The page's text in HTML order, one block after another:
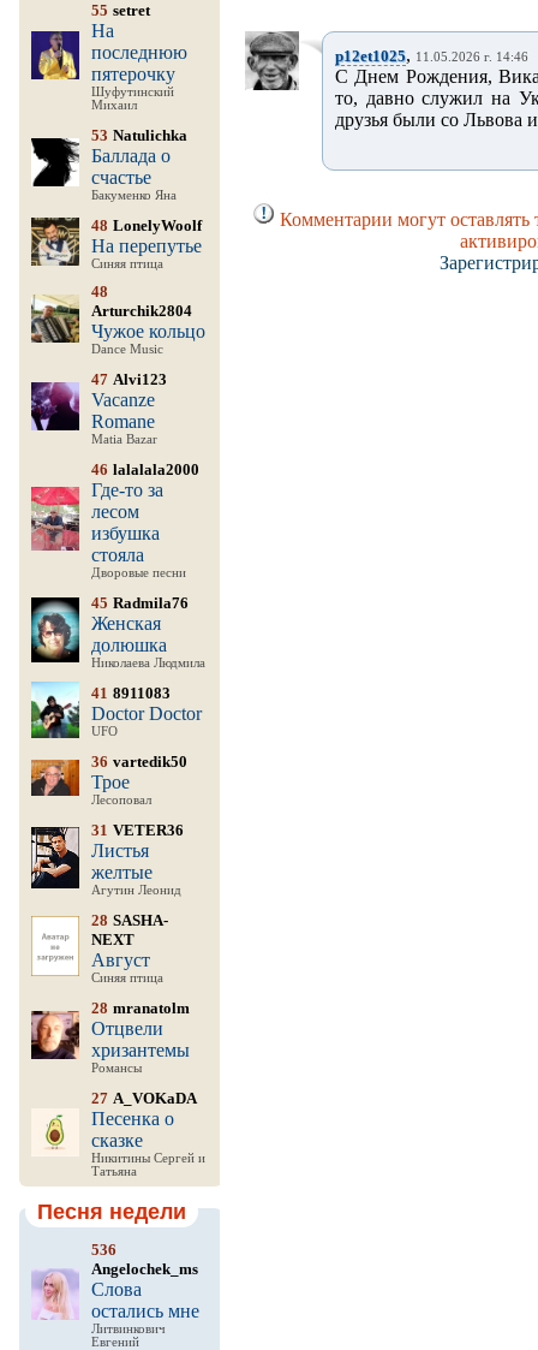
55 setret
На
последнюю
пятерочку
Шуфутинский
Михаил
53 Natulichka
Баллада о
счастье
Бакуменко Яна
48 LonelyWoolf
На перепутье
Синяя птица
48
Arturchik2804
Чужое кольцо
Dance Music
47 Alvi123
Vacanze
Romane
Matia Bazar
46 lalalala2000
Где-то за
лесом
избушка
стояла
Дворовые песни
45 Radmila76
Женская
долюшка
Николаева Людмила
41 8911083
Doctor Doctor
UFO
36 vartedik50
Трое
Лесоповал
31 VETER36
Листья
желтые
Агутин Леонид
28 SASHA-
NEXT
Август
Синяя птица
28 mranatolm
Отцвели
хризантемы
Романсы
27 A_VOKaDA
Песенка о
сказке
Никитины Сергей и
Татьяна
Песня недели
536
Angelochek_ms
Слова
остались мне
Литвинкович
Евгений
p12et1025, 11.05.2026 г. 14:46
С Днем Рождения,
то, давно служил на
друзья были со Львова
Комментарии могут оставлять